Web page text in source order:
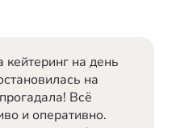
кейтеринг на день
на
Всё
и оперативно.